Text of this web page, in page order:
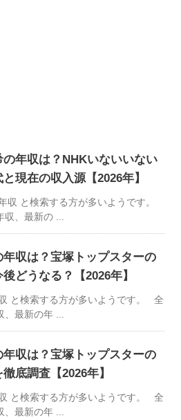
の年収は？NHKいないいない
現在の収入源【2026年】
収 と検索する方が多いようです。
、最新の ...
年収は？宝塚トップスターの
どうなる？【2026年】
と検索する方が多いようです。 全
最新の年 ...
年収は？宝塚トップスターの
底調査【2026年】
と検索する方が多いようです。 全
最新の年 ...